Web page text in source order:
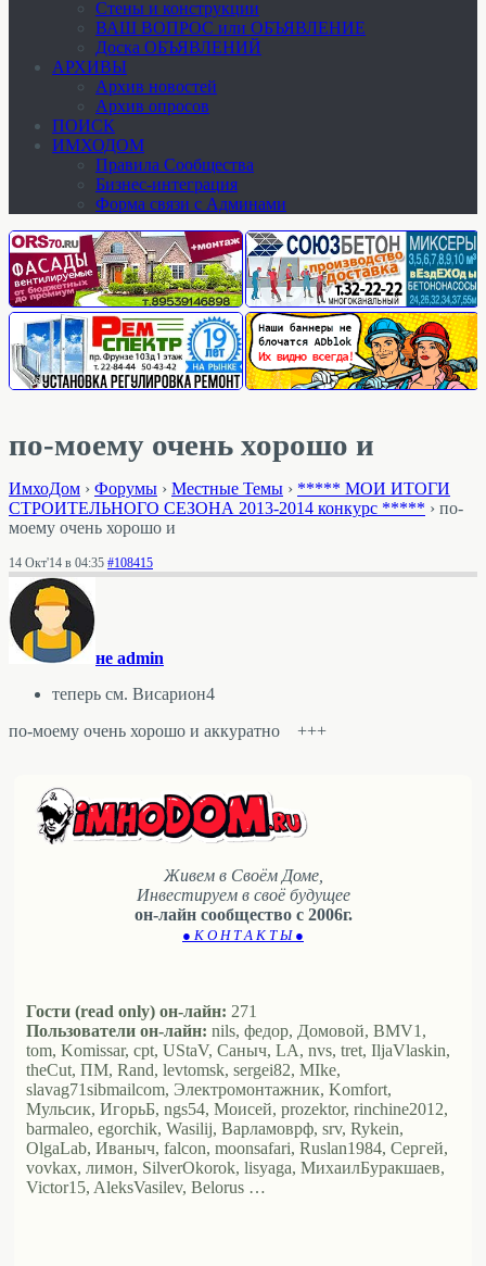
Стены и конструкции
ВАШ ВОПРОС или ОБЪЯВЛЕНИЕ
Доска ОБЪЯВЛЕНИЙ
АРХИВЫ
Архив новостей
Архив опросов
ПОИСК
ИМХОДОМ
Правила Сообщества
Бизнес-интеграция
Форма связи с Админами
по-моему очень хорошо и
ИмхоДом › Форумы › Местные Темы › ***** МОИ ИТОГИ
СТРОИТЕЛЬНОГО СЕЗОНА 2013-2014 конкурс ***** › по-
моему очень хорошо и
14 Окт'14 в 04:35 #108415
не admin
теперь см. Висариoн4
по-моему очень хорошо и аккуратно +++
Живем в Своём Доме,
Инвестируем в своё будущее
он-лайн сообщество с 2006г.
● К О Н Т А К Т Ы ●
Гости (read only) он-лайн: 271
Пользователи он-лайн: nils, федор, Домовой, BMV1,
tom, Komissar, cpt, UStaV, Саныч, LA, nvs, tret, IljaVlaskin,
theCut, ПМ, Rand, levtomsk, sergei82, MIke,
slavag71sibmailcom, Электромонтажник, Komfort,
Мульсик, ИгорьБ, ngs54, Моисей, prozektor, rinchine2012,
barmaleo, egorchik, Wasilij, Варламоврф, srv, Rykein,
OlgaLab, Иваныч, falcon, moonsafari, Ruslan1984, Сергей,
vovkax, лимон, SilverOkorok, lisyaga, МихаилБуракшаев,
Victor15, AleksVasilev, Belorus …